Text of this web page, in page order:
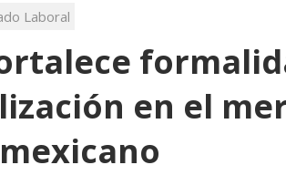
Laboral
en el